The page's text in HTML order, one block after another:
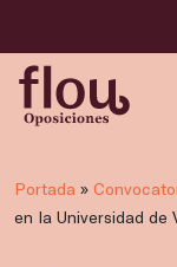
Portada »
en la Universidad de